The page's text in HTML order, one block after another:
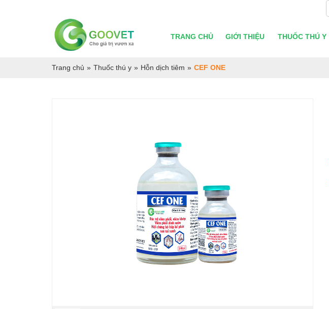
TRANG CHỦ GIỚI THIỆU THUỐC THÚ Y
Trang chủ » Thuốc thú y » Hỗn dịch tiêm » CEF ONE